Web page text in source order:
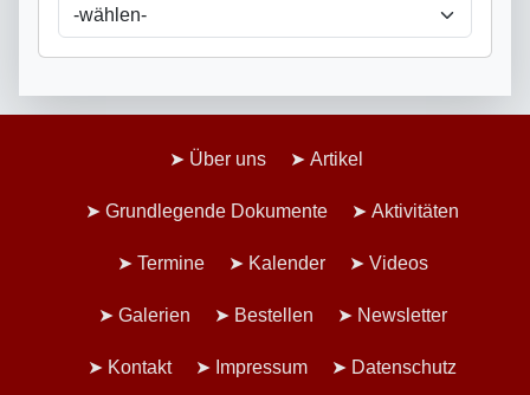
Über uns Artikel
Grundlegende Dokumente Aktivitäten
Termine Kalender Videos
Galerien Bestellen Newsletter
Kontakt Impressum Datenschutz